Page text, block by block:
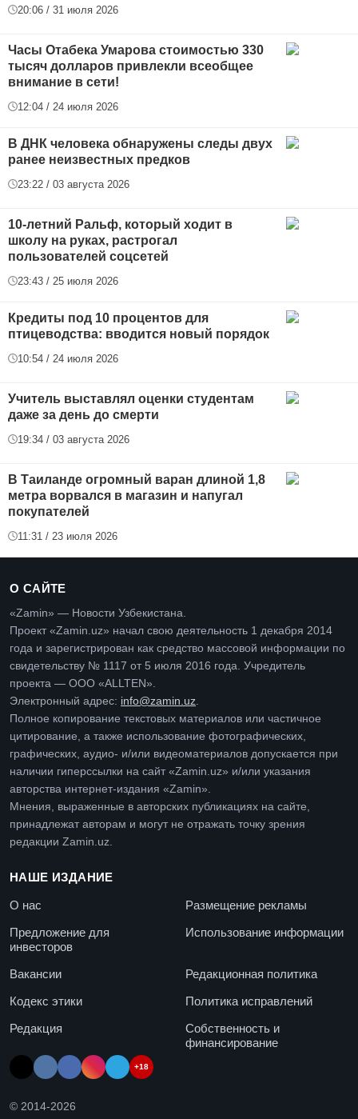
20:06 / 31 июля 2026
Часы Отабека Умарова стоимостью 330
тысяч долларов привлекли всеобщее
внимание в сети!
12:04 / 24 июля 2026
В ДНК человека обнаружены следы двух
ранее неизвестных предков
23:22 / 03 августа 2026
10-летний Ральф, который ходит в
школу на руках, растрогал
пользователей соцсетей
23:43 / 25 июля 2026
Кредиты под 10 процентов для
птицеводства: вводится новый порядок
10:54 / 24 июля 2026
Учитель выставлял оценки студентам
даже за день до смерти
19:34 / 03 августа 2026
В Таиланде огромный варан длиной 1,8
метра ворвался в магазин и напугал
покупателей
11:31 / 23 июля 2026
О САЙТЕ
«Zamin» — Новости Узбекистана.
Проект «Zamin.uz» начал свою деятельность 1 декабря 2014
года и зарегистрирован как средство массовой информации по
свидетельству № 1117 от 5 июля 2016 года. Учредитель
проекта — ООО «ALLTEN».
Электронный адрес: info@zamin.uz
Полное копирование текстовых материалов или частичное
цитирование, а также использование фотографических,
графических, аудио- и/или видеоматериалов допускается при
наличии гиперссылки на сайт «Zamin.uz» и/или указания
авторства интернет-издания «Zamin».
Мнения, выраженные в авторских публикациях на сайте,
принадлежат авторам и могут не отражать точку зрения
редакции Zamin.uz.
НАШЕ ИЗДАНИЕ
О нас
Размещение рекламы
Предложение для
инвесторов
Использование информации
Вакансии
Редакционная политика
Кодекс этики
Политика исправлений
Редакция
Собственность и
финансирование
+18
© 2014-2026